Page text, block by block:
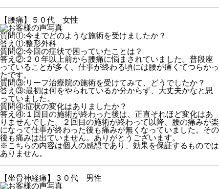
【腰痛】５０代 女性
質問①:今までどのような施術を受けましたか？
答え①:整形外科
質問②:今回の症状で困っていたことは？
答え②:２０年以上前から腰痛に悩まされていました。普段座
っていることが多く、仕事が終わる頃には腰が痛くてつらかっ
たです。
質問③:リーフ治療院の施術を受けてみて、どうでしたか？
答え③:最初は何をやられているか分からず、大丈夫かなと思
っていました。
質問④:症状の変化はありましたか？
答え④:１回目の施術が終わった後は、正直それほど変化はあ
りませんでした。２回目の施術が終わって以降、腰の痛みが楽
になって仕事が終わった後も痛みが無くなっていました。その
後も痛みは出ていません。ありがとうございます。
※こちらの内容は個人の感想であり、効果を保証するものでは
ありません。
【坐骨神経痛】３０代 男性